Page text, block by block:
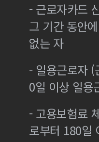
- 근로자카드
그 기간 동안
없는 자
- 일용근로자
0일 이상 일용
- 고용보험료
로부터 180일